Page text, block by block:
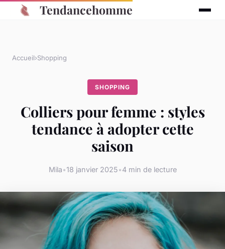
Tendancehomme
Accueil›Shopping
SHOPPING
Colliers pour femme : styles
tendance à adopter cette
saison
Mila•18 janvier 2025•4 min de lecture